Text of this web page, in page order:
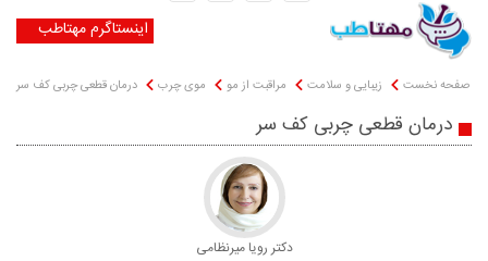
اینستاگرم مهتاطب
صفحه نخست زیبایی و سلامت مراقبت از مو موی چرب درمان قطعی چربی کف سر
درمان قطعی چربی کف سر
دکتر رویا میرنظامی